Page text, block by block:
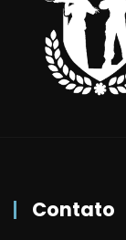
Contato